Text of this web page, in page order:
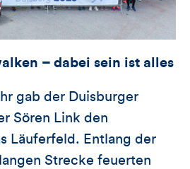
– dabei sein ist alles
gab der Duisburger
Sören Link den
Läuferfeld. Entlang der
Strecke feuerten